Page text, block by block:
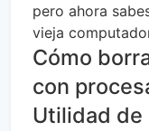
pero ahora
vieja
Cómo
con
Utilidad de